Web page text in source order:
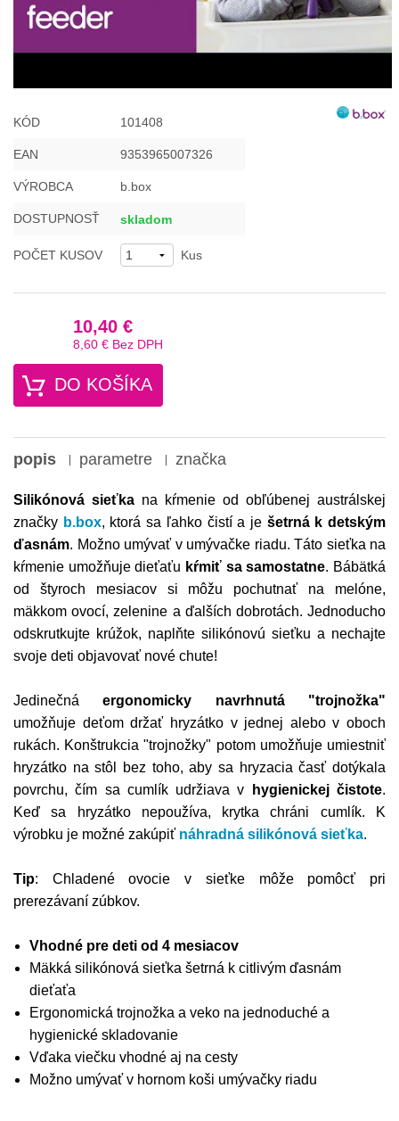
KÓD 101408
EAN 9353965007326
VÝROBCA b.box
DOSTUPNOSŤ skladom
POČET KUSOV Kus
10,40 €
8,60 € Bez DPH
DO KOŠÍKA
popis parametre značka
Silikónová sieťka na kŕmenie od obľúbenej austrálskej
značky b.box, ktorá sa ľahko čistí a je šetrná k detským
ďasnám. Možno umývať v umývačke riadu. Táto sieťka na
kŕmenie umožňuje dieťaťu kŕmiť sa samostatne. Bábätká
od štyroch mesiacov si môžu pochutnať na melóne,
mäkkom ovocí, zelenine a ďalších dobrotách. Jednoducho
odskrutkujte krúžok, naplňte silikónovú sieťku a nechajte
svoje deti objavovať nové chute!
Jedinečnáergonomicky navrhnutá "trojnožka"
umožňuje deťom držať hryzátko v jednej alebo v oboch
rukách. Konštrukcia "trojnožky" potom umožňuje umiestniť
hryzátko na stôl bez toho, aby sa hryzacia časť dotýkala
povrchu, čím sa cumlík udržiava v
hygienickej čistote.
Keď sa hryzátko nepoužíva, krytka chráni cumlík. K
výrobku je možné zakúpiť náhradná silikónová sieťka.
Tip: Chladené ovocie v sieťke môže pomôcť pri
prerezávaní zúbkov.
Vhodné pre deti od 4 mesiacov
Mäkká silikónová sieťka šetrná k citlivým ďasnám
dieťaťa
Ergonomická trojnožka a veko na jednoduché a
hygienické skladovanie
Vďaka viečku vhodné aj na cesty
Možno umývať v hornom koši umývačky riadu